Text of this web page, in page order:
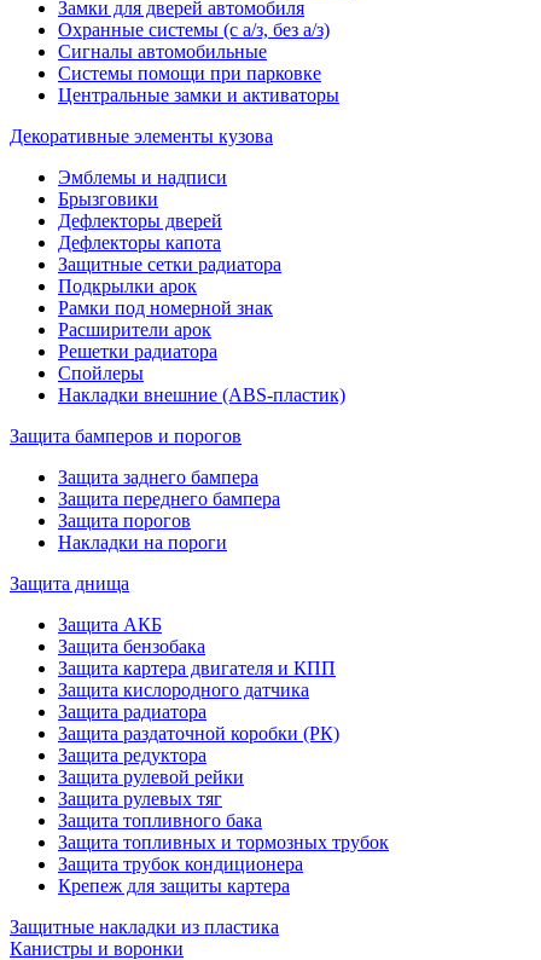
Замки для дверей автомобиля
Охранные системы (с а/з, без а/з)
Сигналы автомобильные
Системы помощи при парковке
Центральные замки и активаторы
Декоративные элементы кузова
Эмблемы и надписи
Брызговики
Дефлекторы дверей
Дефлекторы капота
Защитные сетки радиатора
Подкрылки арок
Рамки под номерной знак
Расширители арок
Решетки радиатора
Спойлеры
Накладки внешние (ABS-пластик)
Защита бамперов и порогов
Защита заднего бампера
Защита переднего бампера
Защита порогов
Накладки на пороги
Защита днища
Защита АКБ
Защита бензобака
Защита картера двигателя и КПП
Защита кислородного датчика
Защита радиатора
Защита раздаточной коробки (РК)
Защита редуктора
Защита рулевой рейки
Защита рулевых тяг
Защита топливного бака
Защита топливных и тормозных трубок
Защита трубок кондиционера
Крепеж для защиты картера
Защитные накладки из пластика
Канистры и воронки